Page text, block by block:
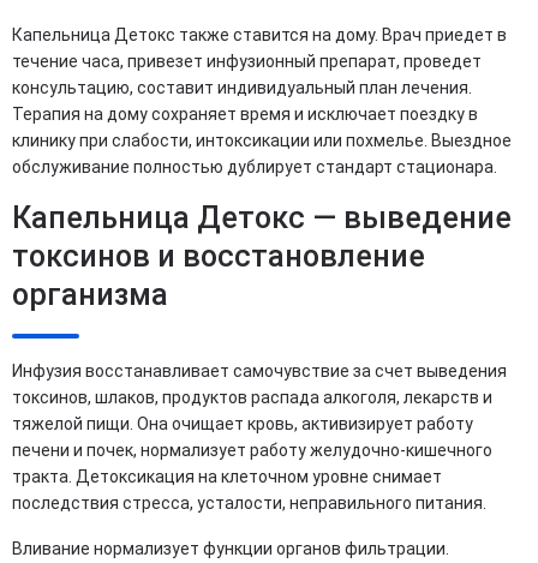
Капельница Детокс также ставится на дому. Врач приедет в
течение часа, привезет инфузионный препарат, проведет
консультацию, составит индивидуальный план лечения.
Терапия на дому сохраняет время и исключает поездку в
клинику при слабости, интоксикации или похмелье. Выездное
обслуживание полностью дублирует стандарт стационара.
Капельница Детокс — выведение
токсинов и восстановление
организма
Инфузия восстанавливает самочувствие за счет выведения
токсинов, шлаков, продуктов распада алкоголя, лекарств и
тяжелой пищи. Она очищает кровь, активизирует работу
печени и почек, нормализует работу желудочно-кишечного
тракта. Детоксикация на клеточном уровне снимает
последствия стресса, усталости, неправильного питания.
Вливание нормализует функции органов фильтрации.